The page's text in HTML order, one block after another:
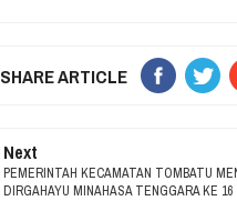
SHARE ARTICLE
Next
PEMERINTAH KECAMATAN TOMBATU
DIRGAHAYU MINAHASA TENGGARA KE 16